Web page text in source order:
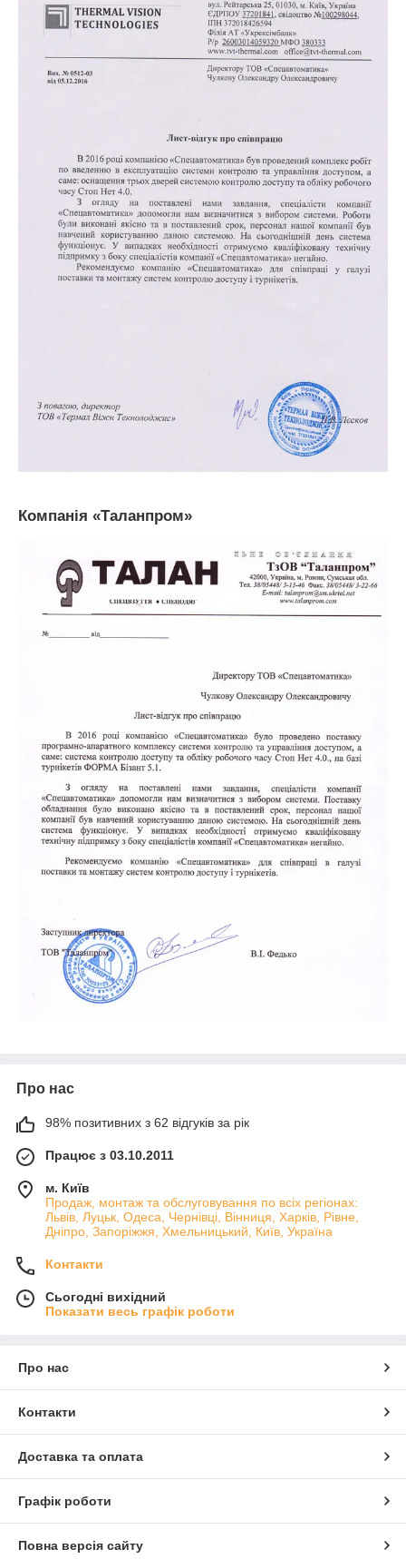
Компанія «Таланпром»
Про нас
98% позитивних з 62 відгуків за рік
Працює з 03.10.2011
м. Київ
Продаж, монтаж та обслуговування по всіх регіонах:
Львів, Луцьк, Одеса, Чернівці, Вінниця, Харків, Рівне,
Дніпро, Запоріжжя, Хмельницький, Київ, Україна
Контакти
Сьогодні вихідний
Показати весь графік роботи
Про нас
Контакти
Доставка та оплата
Графік роботи
Повна версія сайту